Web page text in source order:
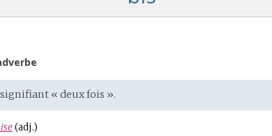
signifiant « deux fois ».
(adj.)